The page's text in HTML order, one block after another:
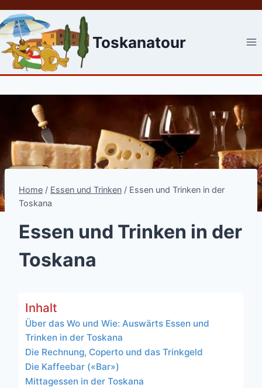
Skip
to
content
Toskanatour
Home / Essen und Trinken / Essen und Trinken in der
Toskana
Essen und Trinken in der
Toskana
Inhalt
Über das Wo und Wie: Auswärts Essen und
Trinken in der Toskana
Die Rechnung, Coperto und das Trinkgeld
Die Kaffeebar («Bar»)
Mittagessen in der Toskana